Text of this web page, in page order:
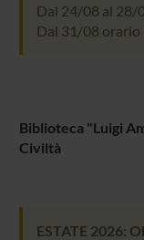
Dal 24/08 al 28/
Dal 31/08 orario
Biblioteca "Luigi
Civiltà
ESTATE 2026: